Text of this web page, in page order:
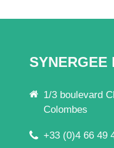
SYNERGEE
1/3 boulevard
Colombes
+33 (0)4 66 49